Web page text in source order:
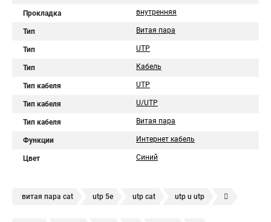
Прокладка внутренняя
Тип Витая пара
Тип UTP
Тип Кабель
Тип кабеля UTP
Тип кабеля U/UTP
Тип кабеля Витая пара
Функции Интернет кабель
Цвет Синий
витая пара cat utp 5e utp cat utp u utp